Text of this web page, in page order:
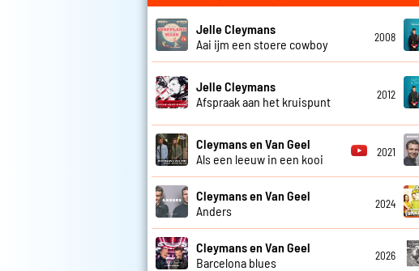
Jelle Cleymans
Aai ijm een stoere cowboy
2008
Jelle Cleymans
Afspraak aan het kruispunt
2012
Cleymans en Van Geel
Als een leeuw in een kooi
2021
Cleymans en Van Geel
Anders
2024
Cleymans en Van Geel
Barcelona blues
2026